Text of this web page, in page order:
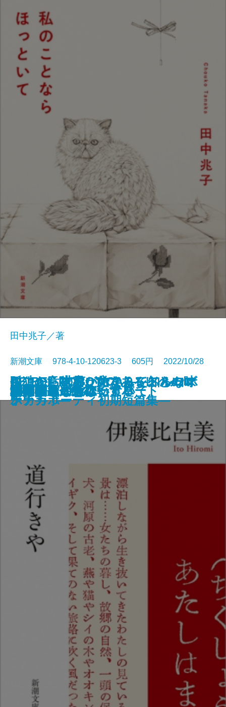
罪の轍
名人
闇の奥
六畳間ミステリーアパート
さよならの言い方なんて知らな
い。7
幽世の薬剤師2
殺人者
銀花の蔵
孤独の意味も、女であることの味
わいも
私のことならほっといて
田中兆子／著
新潮文庫 978-4-10-120623-3 605円 2022/10/28
文庫
道行きや
ポロック生命体
清く貧しく美しく
アガワ家の危ない食卓
自転しながら公転する
ここから世界が始まる―トルーマ
ン・カポーティ初期短篇集―
56日間
RE:BEL ROBOTICA―レベルロボ
チカ―
RE:BEL ROBOTICA 0―レベルロ
ボチカ 0―
女副署長 祭礼